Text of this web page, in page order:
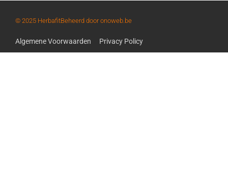
© 2025 HerbafitBeheerd door onoweb.be
Algemene Voorwaarden Privacy Policy